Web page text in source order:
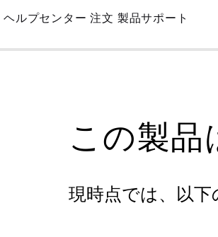
Skip
Main
ヘルプセンター 注文 製品サポート
この製
現時点では、以